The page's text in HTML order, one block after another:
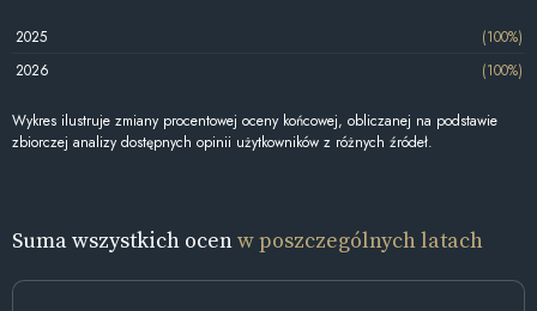
2025
(100%)
2026
(100%)
Wykres ilustruje zmiany procentowej oceny końcowej, obliczanej na podstawie
zbiorczej analizy dostępnych opinii użytkowników z różnych źródeł.
Suma wszystkich ocenw poszczególnych latach